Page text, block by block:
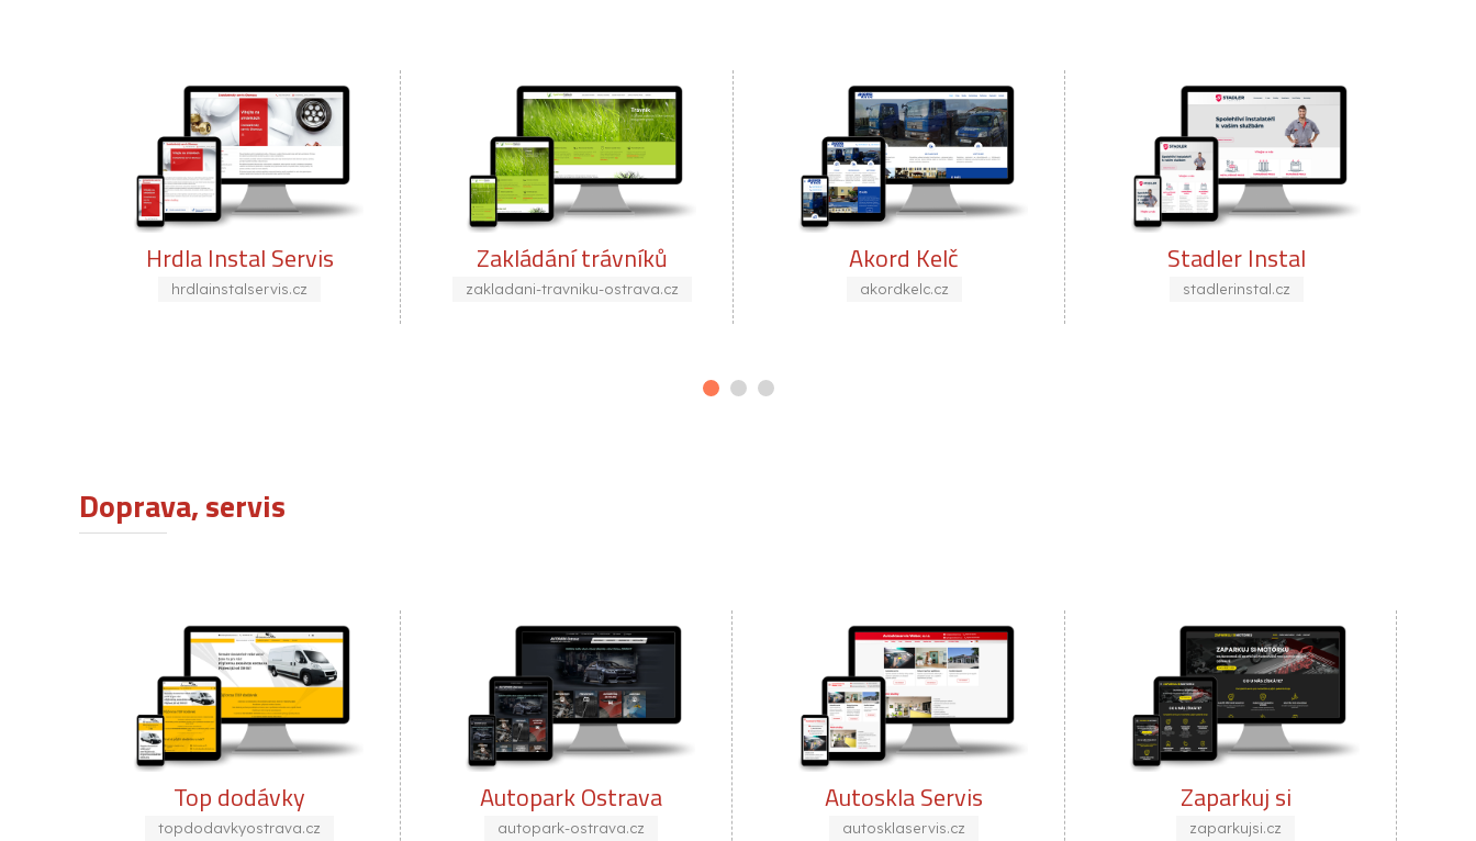
Zakládání trávníků
zakladani-travniku-ostrava.cz
Akord Kelč
akordkelc.cz
Stadler Instal
stadlerinstal.cz
DAF Innova
daf-innova.cz
Doprava, servis
Autopark Ostrava
autopark-ostrava.cz
Autoskla Servis
autosklaservis.cz
Zaparkuj si
zaparkujsi.cz
SP Autosklo
spautosklo.cz